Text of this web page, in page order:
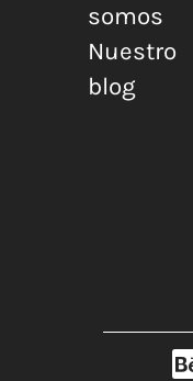
somos
Nuestro
blog